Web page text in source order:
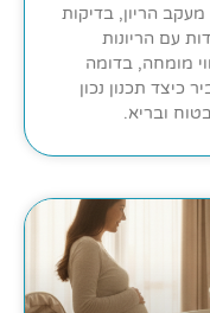
הריון, בדיקות
עם הריונות
מומחה, בדומה
כיצד תכנון נכון
ובריא.